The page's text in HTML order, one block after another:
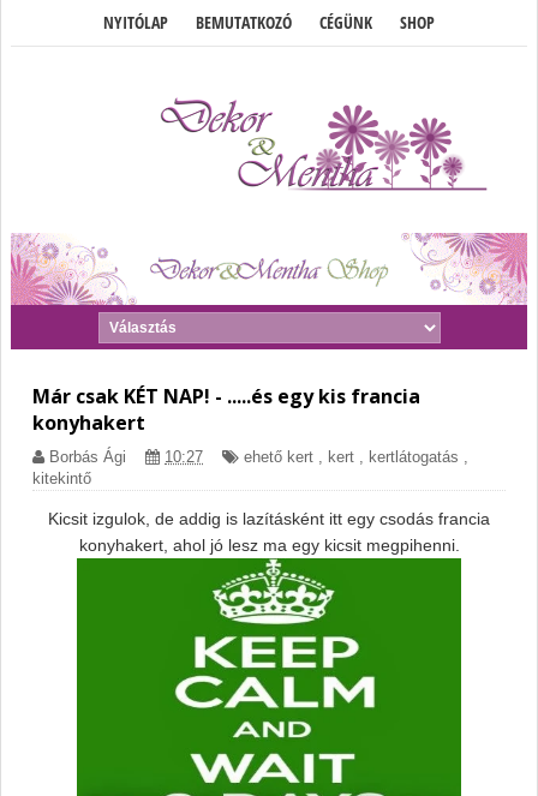
NYITÓLAP BEMUTATKOZÓ CÉGÜNK SHOP
Már csak KÉT NAP! - .....és egy kis francia
konyhakert
Borbás Ági 10:27 ehető kert , kert , kertlátogatás ,
kitekintő
Kicsit izgulok, de addig is lazításként itt egy csodás francia
konyhakert, ahol jó lesz ma egy kicsit megpihenni.